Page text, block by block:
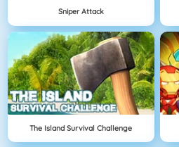
Sniper Attack
The Island Survival Challenge